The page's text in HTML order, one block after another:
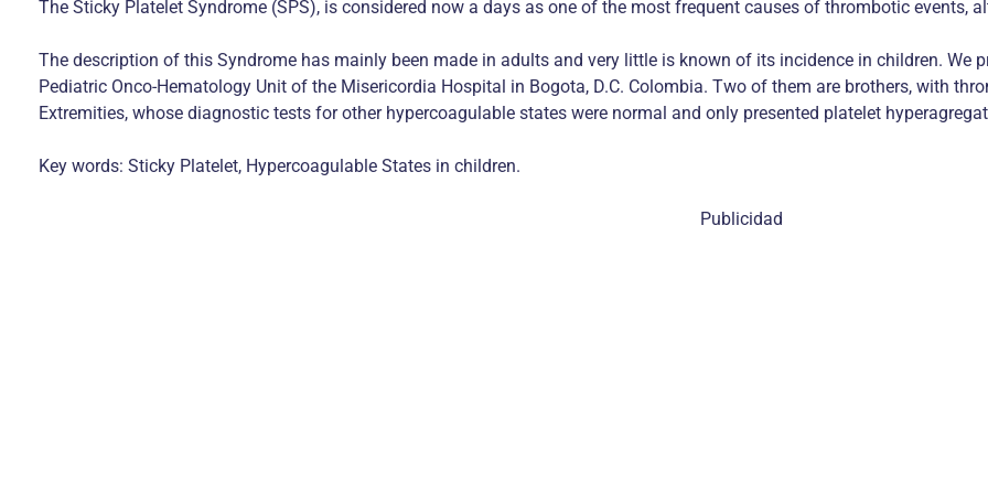
The Sticky Platelet Syndrome (SPS), is considered now a days as one of the most frequent causes of thrombotic events,
The description of this Syndrome has mainly been made in adults and very little is known of its incidence in children. We
Pediatric Onco-Hematology Unit of the Misericordia Hospital in Bogota, D.C. Colombia. Two of them are brothers, with
Extremities, whose diagnostic tests for other hypercoagulable states were normal and only presented platelet
Key words: Sticky Platelet, Hypercoagulable States in children.
Publicidad